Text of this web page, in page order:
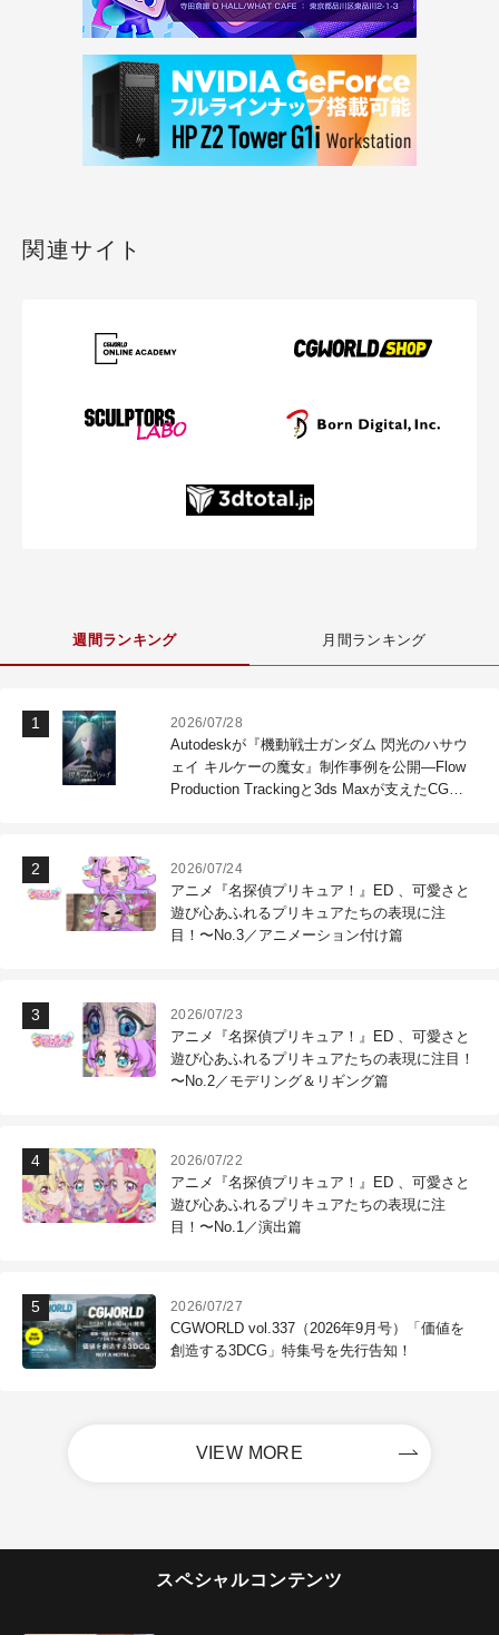
関連サイト
週間ランキング 月間ランキング
2026/07/28
Autodeskが『機動戦士ガンダム 閃光のハサウ
ェイ キルケーの魔女』制作事例を公開―Flow
Production Trackingと3ds Maxが支えたCG制
2026/07/24
アニメ『名探偵プリキュア！』ED 、可愛さと
遊び心あふれるプリキュアたちの表現に注
目！〜No.3／アニメーション付け篇
2026/07/23
アニメ『名探偵プリキュア！』ED 、可愛さと
遊び心あふれるプリキュアたちの表現に注目！
〜No.2／モデリング＆リギング篇
2026/07/22
アニメ『名探偵プリキュア！』ED 、可愛さと
遊び心あふれるプリキュアたちの表現に注
目！〜No.1／演出篇
2026/07/27
CGWORLD vol.337（2026年9月号）「価値を
創造する3DCG」特集号を先行告知！
VIEW MORE
スペシャルコンテンツ